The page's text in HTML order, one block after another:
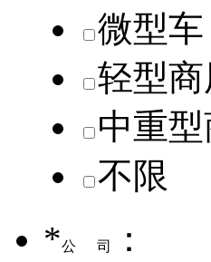
微型车
轻型
中重
不限
*公司 ：